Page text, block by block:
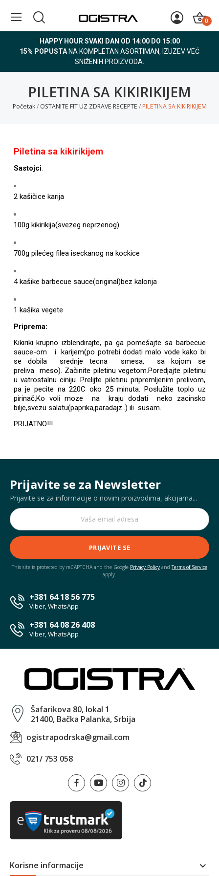
0
HAPPY HOUR SVAKI DAN OD 14:00 DO 15:00
15% POPUSTA NA KOMPLETAN ASORTIMAN, IZUZEV VEĆ
SNIŽENIH PROIZVODA.
PILETINA SA KIKIRIKIJEM
Početak OSTANITE FIT UZ ZDRAVE RECEPTE PILETINA SA KIKIRIKIJEM
Piletina sa kikirikijem
Sastojci:
2 kašičice karija
100g kikirikija(svezeg neprzenog)
700g pilećeg filea iseckanog na kockice
4 kašike barbecue sauce(original)bez kalorija
1 kašika vegete
Priprema:
Kikiriki krupno izblendirajte, pa ga pomešajte sa barbecue
sauce-om i karijem(po potrebi dodati malo vode kako bi
se dobila srednje tecna smesa, sa kojom se
preliva meso). Začinite piletinu vegetom.Poredjajte piletinu
u vatrostalnu ciniju. Prelijte piletinu pripremljenim prelivom,
pa je pecite na 220C oko 25 minuta. Poslužite toplo uz
pirinač,Ko voli moze na kraju dodati neko zacinsko
bilje,svezu salatu(paprika,paradajz..) ili susam.
PRIJATNO!!!
Prijavite se za Newsletter
Prijavite se za informacije o novim proizvodima, akcijama...
PRIJAVITE SE
This site is protected by reCAPTCHA and the Google Privacy Policy andTerms of Service
apply.
+381 64 18 56 775
Viber, WhatsApp
+381 64 08 26 408
Viber, WhatsApp
Šafarikova 80, lokal 1
21400, Bačka Palanka, Srbija
ogistrapodrska@gmail.com
021/ 753 058
Korisne informacije 